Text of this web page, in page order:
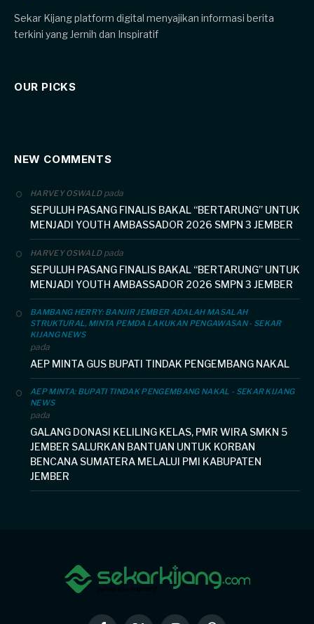
Sekar Kijang platform digital menyajikan informasi berita
terkini yang Jernih dan Inspiratif
OUR PICKS
NEW COMMENTS
HARVEY OSWALDpada
SEPULUH PASANG FINALIS BAKAL “BERTARUNG” UNTUK
MENJADI YOUTH AMBASSADOR 2026 SMPN 3 JEMBER
HARVEY OSWALDpada
SEPULUH PASANG FINALIS BAKAL “BERTARUNG” UNTUK
MENJADI YOUTH AMBASSADOR 2026 SMPN 3 JEMBER
BAMBANG HERRY: BANJIR JEMBER ADALAH MASALAH
STRUKTURAL, MINTA PEMDA LAKUKAN PENGAWASAN - SEKAR
KIJANG NEWS
pada
AEP MINTA GUS BUPATI TINDAK PENGEMBANG NAKAL
AEP MINTA: BUPATI TINDAK PENGEMBANG NAKAL - SEKAR KIJANG
NEWS
pada
GALANG DONASI KELILING KELAS, PMR WIRA SMKN 5
JEMBER SALURKAN BANTUAN UNTUK KORBAN
BENCANA SUMATERA MELALUI PMI KABUPATEN
JEMBER